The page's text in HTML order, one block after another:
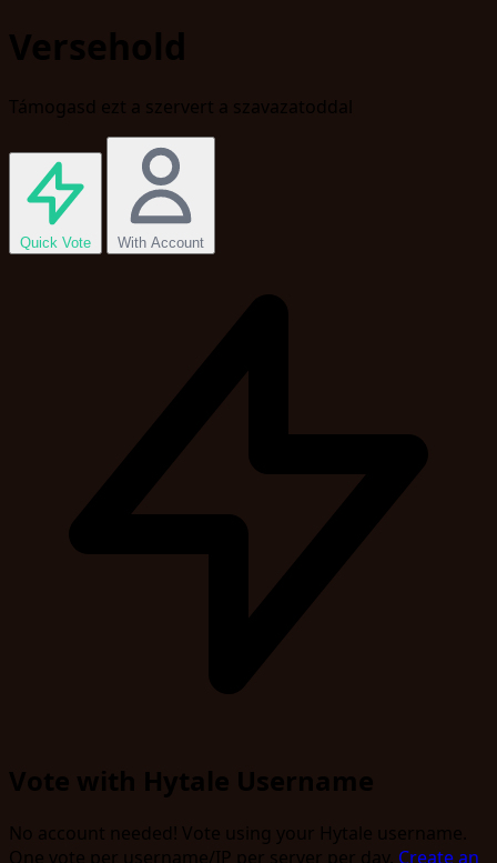
Versehold
Támogasd ezt a szervert a szavazatoddal
Quick Vote With Account
Vote with Hytale Username
No account needed! Vote using your Hytale username.
One vote per username/IP per server per day. Create an